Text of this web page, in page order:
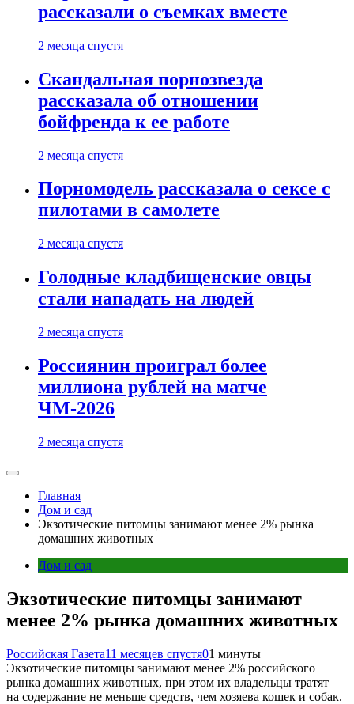
рассказали о съемках вместе
2 месяца спустя
Скандальная порнозвезда
рассказала об отношении
бойфренда к ее работе
2 месяца спустя
Порномодель рассказала о сексе с
пилотами в самолете
2 месяца спустя
Голодные кладбищенские овцы
стали нападать на людей
2 месяца спустя
Россиянин проиграл более
миллиона рублей на матче
ЧМ-2026
2 месяца спустя
Главная
Дом и сад
Экзотические питомцы занимают менее 2% рынка
домашних животных
Дом и сад
Экзотические питомцы занимают
менее 2% рынка домашних животных
Российская Газета11 месяцев спустя01 минуты
Экзотические питомцы занимают менее 2% российского
рынка домашних животных, при этом их владельцы тратят
на содержание не меньше средств, чем хозяева кошек и собак.